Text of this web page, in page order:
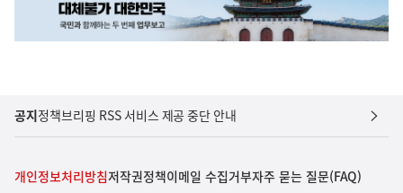
공지정책브리핑 RSS 서비스 제공 중단 안내
개인정보처리방침저작권정책이메일 수집거부자주 묻는 질문(FAQ)